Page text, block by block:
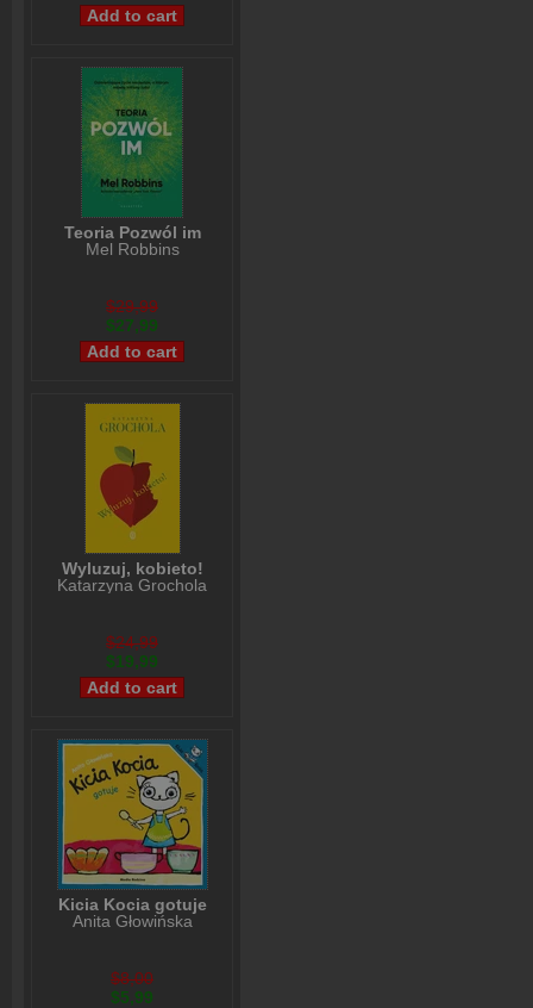
Teoria Pozwól im
Mel Robbins
$29,99
$27,99
Wyluzuj, kobieto!
Katarzyna Grochola
$24,99
$19,99
Kicia Kocia gotuje
Anita Głowińska
$8,00
$5,99